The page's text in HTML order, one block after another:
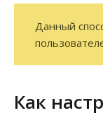
Данный
Как